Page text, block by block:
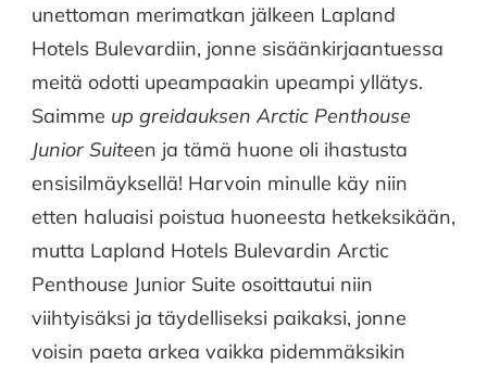
unettoman merimatkan jälkeen Lapland
Hotels Bulevardiin, jonne sisäänkirjaantuessa
meitä odotti upeampaakin upeampi yllätys.
Saimme up greidauksen Arctic Penthouse
Junior Suiteen ja tämä huone oli ihastusta
ensisilmäyksellä! Harvoin minulle käy niin
etten haluaisi poistua huoneesta hetkeksikään,
mutta Lapland Hotels Bulevardin Arctic
Penthouse Junior Suite osoittautui niin
viihtyisäksi ja täydelliseksi paikaksi, jonne
voisin paeta arkea vaikka pidemmäksikin